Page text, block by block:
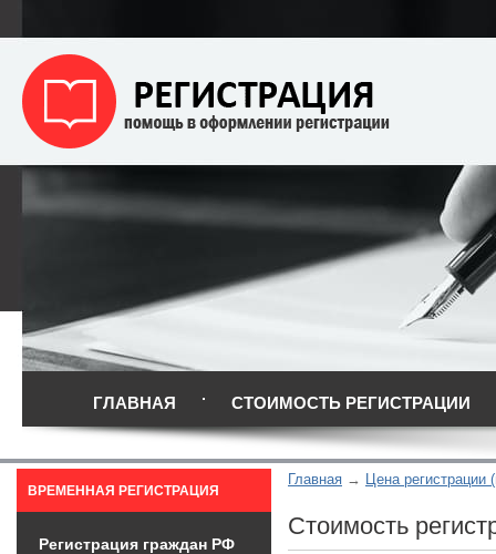
ГЛАВНАЯ СТОИМОСТЬ РЕГИСТРАЦИИ
Главная Цена регистрации
Стоимость
ВРЕМЕННАЯ РЕГИСТРАЦИЯ
Регистрация граждан РФ